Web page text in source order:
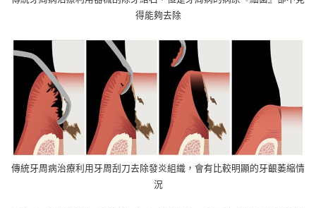
得能夠去除
傳統牙周病治療利用牙周刮刀去除發炎組織，會有比較明顯的牙齦萎縮情
況